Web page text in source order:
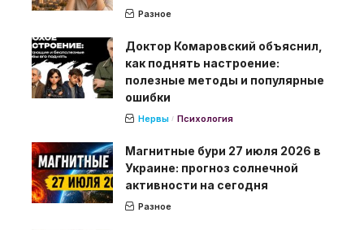
Разное
Доктор Комаровский объяснил,
как поднять настроение:
полезные методы и популярные
ошибки
Нервы Психология
Магнитные бури 27 июля 2026 в
Украине: прогноз солнечной
активности на сегодня
Разное